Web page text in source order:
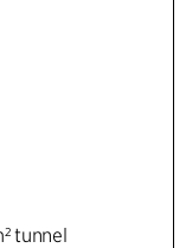
tunnel